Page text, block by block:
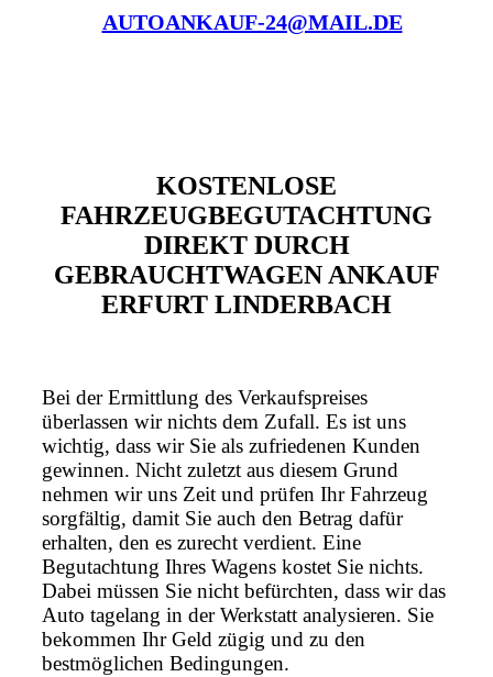
AUTOANKAUF-24@MAIL.DE
KOSTENLOSE
FAHRZEUGBEGUTACHTUNG
DIREKT DURCH
GEBRAUCHTWAGEN ANKAUF
ERFURT LINDERBACH
Bei der Ermittlung des Verkaufspreises
überlassen wir nichts dem Zufall. Es ist uns
wichtig, dass wir Sie als zufriedenen Kunden
gewinnen. Nicht zuletzt aus diesem Grund
nehmen wir uns Zeit und prüfen Ihr Fahrzeug
sorgfältig, damit Sie auch den Betrag dafür
erhalten, den es zurecht verdient. Eine
Begutachtung Ihres Wagens kostet Sie nichts.
Dabei müssen Sie nicht befürchten, dass wir das
Auto tagelang in der Werkstatt analysieren. Sie
bekommen Ihr Geld zügig und zu den
bestmöglichen Bedingungen.